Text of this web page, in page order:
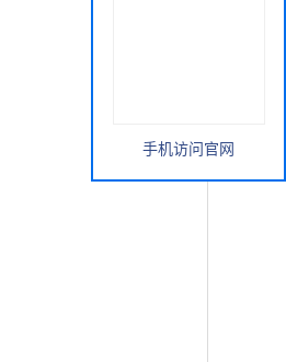
手机访问官网